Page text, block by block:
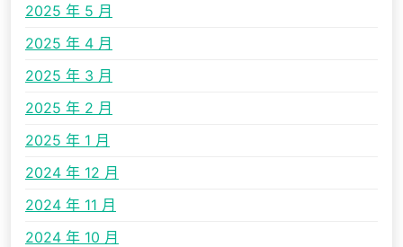
2025 年 5 月
2025 年 4 月
2025 年 3 月
2025 年 2 月
2025 年 1 月
2024 年 12 月
2024 年 11 月
2024 年 10 月